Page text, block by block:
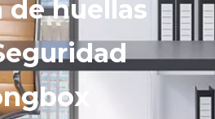
de huellas